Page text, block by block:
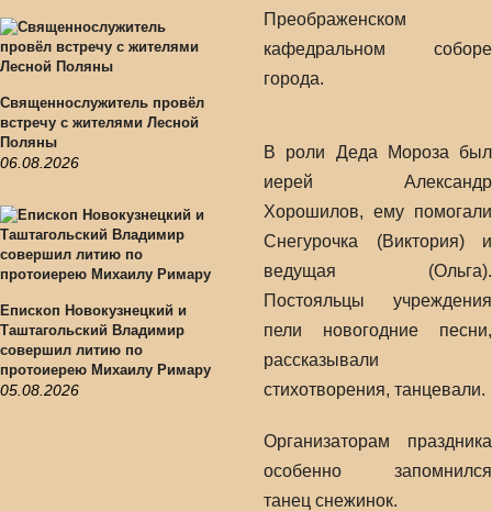
Священнослужитель провёл
встречу с жителями Лесной
Поляны
06.08.2026
Епископ Новокузнецкий и
Таштагольский Владимир
совершил литию по
протоиерею Михаилу Римару
05.08.2026
Преображенском
кафедральном соборе
города.
В роли Деда Мороза был
иерей Александр
Хорошилов, ему помогали
Снегурочка (Виктория) и
ведущая (Ольга).
Постояльцы учреждения
пели новогодние песни,
рассказывали
стихотворения, танцевали.
Организаторам праздника
особенно запомнился
танец снежинок.